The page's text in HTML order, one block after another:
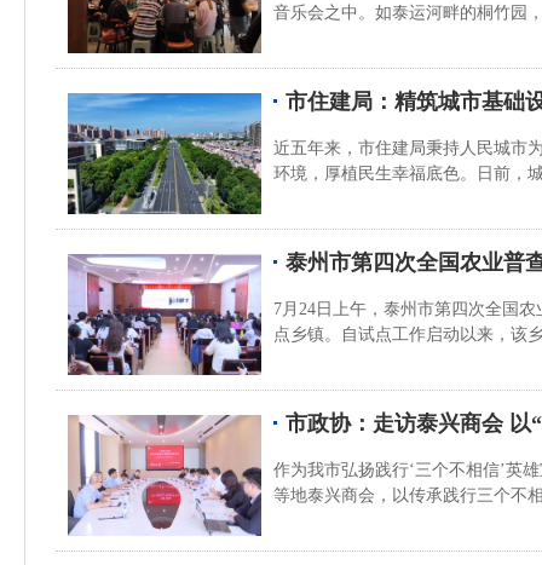
音乐会之中。如泰运河畔的桐竹园
市住建局：精筑城市基础
近五年来，市住建局秉持人民城市
环境，厚植民生幸福底色。日前，
泰州市第四次全国农业普
7月24日上午，泰州市第四次全国
点乡镇。自试点工作启动以来，该
市政协：走访泰兴商会 以
作为我市弘扬践行‘三个不相信’英
等地泰兴商会，以传承践行三个不